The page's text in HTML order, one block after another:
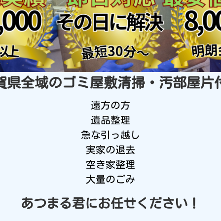
県全域のゴミ屋敷清掃・汚部屋片
遠方の方
遺品整理
急な引っ越し
実家の退去
空き家整理
大量のごみ
あつまる君にお任せください！